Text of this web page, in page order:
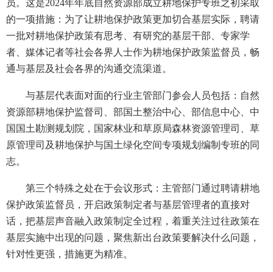
员。这是2024年年底自然资源部成立耕地保护专班之初采取
的一项措施：为了让耕地保护政策更加切合基层实际，聘请
一批对耕地保护政策有思考、有研究的基层干部、专家学
者、媒体记者等社会各界人士作为耕地保护政策监督员，畅
通与基层及社会各界的沟通交流渠道。
与基层代表面对面的行业主管部门参会人员包括：自然
资源部耕地保护监督司、部国土整治中心、部信息中心、中
国国土勘测规划院，国家林业和草原局森林资源管理司、草
原管理司及耕地保护与国土绿化空间专项规划编制专班的同
志。
第三个特殊之处在于会议形式：主管部门通过聘请耕地
保护政策监督员，开启政策制定者与基层管理者的直接对
话，把基层声音融入政策制定全过程，着重关注过往政策在
基层实施中出现的问题，聚焦新出台政策要解决什么问题，
针对性更强，措施更为精准。